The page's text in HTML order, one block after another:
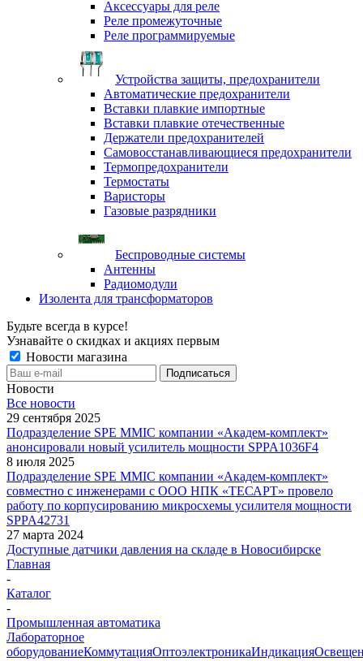
Аксессуары для реле
Реле промежуточные
Реле программируемые
Устройства защиты, предохранители
Автоматические предохранители
Вставки плавкие импортные
Вставки плавкие отечественные
Держатели предохранителей
Самовосстанавливающиеся предохранители
Термопредохранители
Термостаты
Варисторы
Газовые разрядники
Беспроводные системы
Антенны
Радиомодули
Изолента для трансформаторов
Будьте всегда в курсе!
Узнавайте о скидках и акциях первым
Новости магазина
Новости
Все новости
29 сентября 2025
Подразделение SPE MMIC компании «Академ-комплект»
анонсировали новый усилитель мощности SPPA1036F4
8 июля 2025
Подразделение SPE MMIC компании «Академ-комплект»
совместно с инженерами с ООО НПК «ТЕСАРТ» провело
работу по корпусированию микросхемы усилителя мощности
SPPA42731
27 марта 2024
Доступные датчики давления на складе в Новосибирске
Главная
-
Каталог
-
Промышленная автоматика
Лабораторное
оборудованиеКоммутацияОптоэлектроникаИндикация